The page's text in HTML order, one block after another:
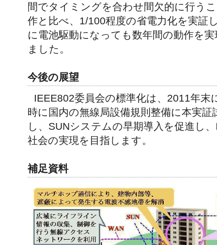
間でタイミングを合わせ間欠的に行う
作と比べ、1/100程度の省電力化を実証
に電池駆動になっても数年間の動作を
ました。
今後の展望
IEEE802委員会の標準化は、2011年末
時に国内の無線局設備規則整備に本実
し、SUNシステムの早期導入を促進し
社会の実現を目指します。
補足資料